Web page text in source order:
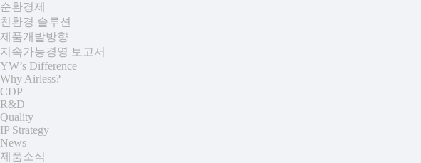
순환경제
친환경 솔루션
제품개발방향
지속가능경영 보고서
YW’s Difference
Why Airless?
CDP
R&D
Quality
IP Strategy
News
제품소식